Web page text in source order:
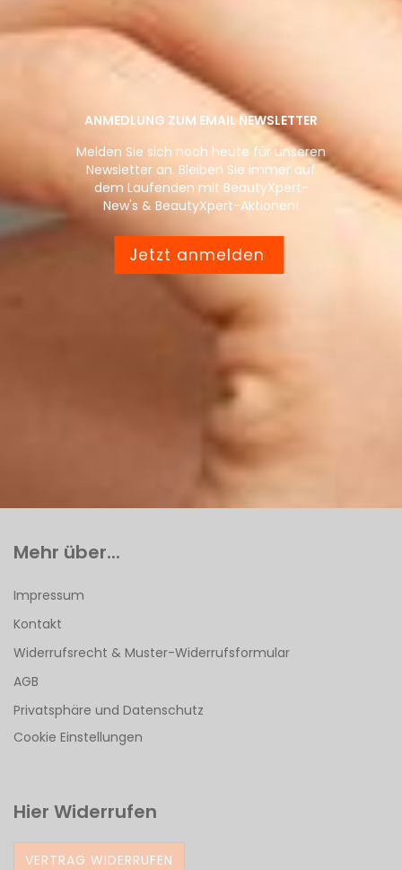
ANMEDLUNG ZUM EMAIL NEWSLETTER
Melden Sie sich noch heute für unseren
Newsletter an. Bleiben Sie immer auf
dem Laufenden mit BeautyXpert-
New's & BeautyXpert-Aktionen!
Jetzt anmelden
Mehr über...
Impressum
Kontakt
Widerrufsrecht & Muster-Widerrufsformular
AGB
Privatsphäre und Datenschutz
Cookie Einstellungen
Hier Widerrufen
VERTRAG WIDERRUFEN